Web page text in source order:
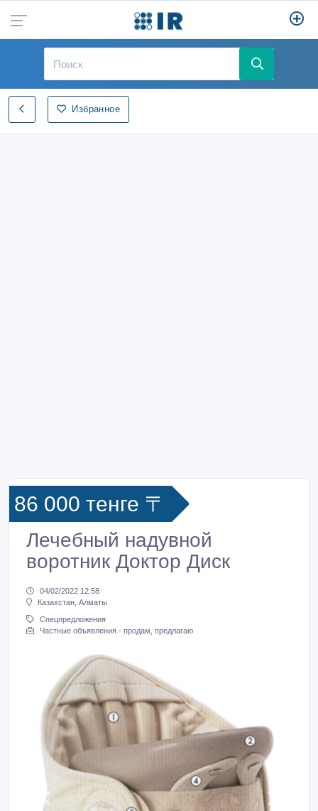
Избранное
86 000 тенге 〒
Лечебный надувной
воротник Доктор Диск
04/02/2022 12:58
Казахстан, Алматы
Спецпредложения
Частные объявления - продам, предлагаю